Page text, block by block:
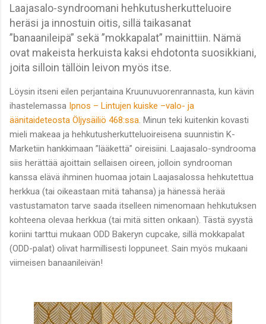
Laajasalo-syndroomani hehkutusherkutteluoire
heräsi ja innostuin oitis, sillä taikasanat
”banaanileipä” sekä ”mokkapalat” mainittiin. Nämä
ovat makeista herkuista kaksi ehdotonta suosikkiani,
joita silloin tällöin leivon myös itse.
Löysin itseni eilen perjantaina Kruunuvuorenrannasta, kun kävin
ihastelemassa Ipnos – Lintujen kuiske –valo- ja
äänitaideteosta Öljysäiliö 468:ssa . Minun teki kuitenkin kovasti
mieli makeaa ja hehkutusherkutteluoireisena suunnistin K-
Marketiin hankkimaan ”lääkettä” oireisiini. Laajasalo-syndrooma
siis herättää ajoittain sellaisen oireen, jolloin syndrooman
kanssa elävä ihminen huomaa jotain Laajasalossa hehkutettua
herkkua (tai oikeastaan mitä tahansa) ja hänessä herää
vastustamaton tarve saada itselleen nimenomaan hehkutuksen
kohteena olevaa herkkua (tai mitä sitten onkaan). Tästä syystä
koriini tarttui mukaan ODD Bakeryn cupcake, sillä mokkapalat
(ODD-palat) olivat harmillisesti loppuneet. Sain myös mukaani
viimeisen banaanileivän!